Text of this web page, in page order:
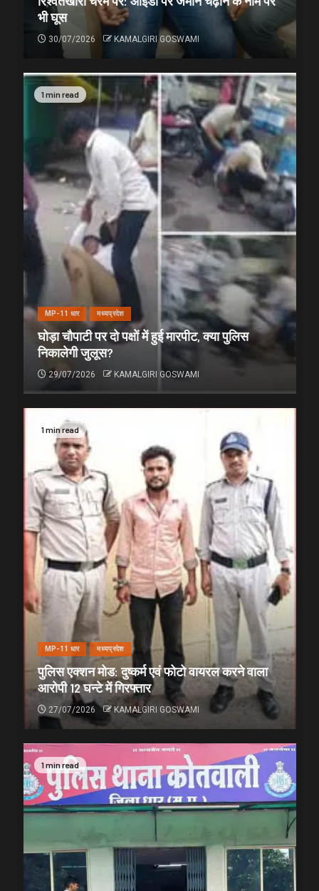
भी घूस
30/07/2026 KAMALGIRI GOSWAMI
1 min read
MP-11 धार मध्यप्रदेश
घोड़ा चौपाटी पर दो पक्षों में हुई मारपीट, क्या पुलिस
निकालेगी जुलूस?
29/07/2026 KAMALGIRI GOSWAMI
1 min read
MP-11 धार मध्यप्रदेश
पुलिस एक्शन मोड: दुष्कर्म एवं फोटो वायरल करने वाला
आरोपी 12 घन्टे में गिरफ्तार
27/07/2026 KAMALGIRI GOSWAMI
1 min read